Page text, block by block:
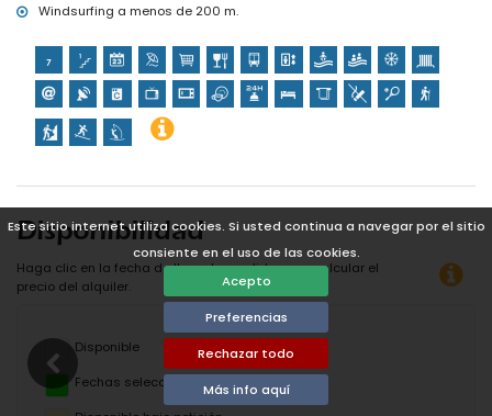
Este sitio internet utiliza cookies. Si usted continua a navegar por el sitio
consiente en el uso de las cookies.
Acepto
Preferencias
Rechazar todo
Más info aquí
Windsurfing a menos de 200 m.
Disponibilidad
Haga clic en la fecha de llegada y salida para calcular el
precio del alquiler.
Disponible
Fechas seleccionadas